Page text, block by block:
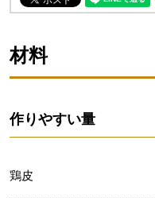
材料
作りやすい量
鶏皮